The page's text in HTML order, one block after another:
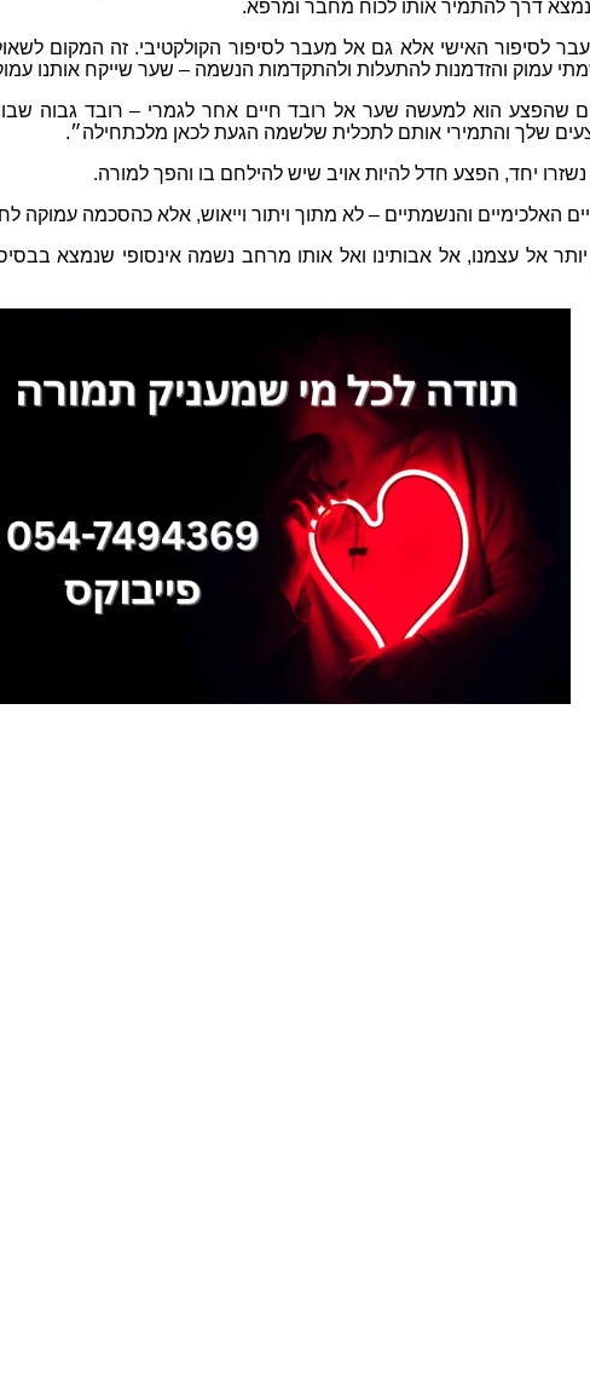
דרך להתמיר אותו לכוח מחבר ומרפא.
לסיפור האישי אלא גם אל מעבר לסיפור הקולקטיבי. זה המקום
עמוק והזדמנות להתעלות ולהתקדמות הנשמה – שער שייקח אותנו
שהפצע הוא למעשה שער אל רובד חיים אחר לגמרי – רובד גבוה
שלך והתמירי אותם לתכלית שלשמה הגעת לכאן מלכתחילה״.
יחד, הפצע חדל להיות אויב שיש להילחם בו והפך למורה.
האלכימיים והנשמתיים – לא מתוך ויתור וייאוש, אלא כהסכמה עמוקה
אל עצמנו,אל אבותינו ואל אותו מרחב נשמה אינסופי שנמצא